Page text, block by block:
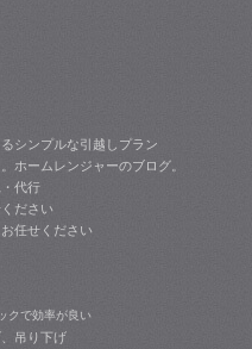
シンプルな引越しプラン
ホームレンジャーのブログ。
代行
ださい
任せください
クで効率が良い
吊り下げ